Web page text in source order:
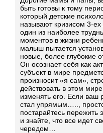
быть готовы к тому
который детские
называют кризисом 3-ех
один из наиболее
моментов в жизни
малыш пытается
новые, более глубокие
Он осознает себя как
субъект в мире
произносит «я сам»,
действовать в этом
изменять его. Если ваш
стал упрямым…..,
постарайтесь пережить
и знайте, что все идет
чередом…